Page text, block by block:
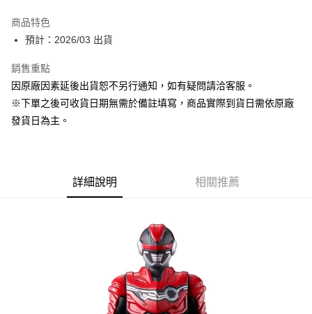
大哥付你分期
【大哥付你分期使用說明】
1.本服務由台灣大哥大提供，台灣大哥大用戶可立即使用無須另外申請。
流程，驗證手機門號後，選擇欲分期的期數、繳款截止日，確認付款後即完
成交易。
【繳款方式說明】
1.分期款項不併入電信帳單，「大哥付你分期」於每月結算日後寄送繳費提
帳／街口支付／iPASS MONEY」等通路繳費。
1.本服務係由「台灣大哥大股份有限公司」（以下簡稱本公司）所提供，讓
用戶於交易時，得透過本服務購買商品或服務，並由商店將買賣／分期付款
買賣價金債權讓與本公司後，依約使用本公司帳單繳交帳款。
2.基於同意付款使用「大哥付你分期」之契約關係目的，商店將以您的個人
ATM付款
運送方式
預購-付款後全家取貨(舊)
每筆NT$90，滿NT$3,000(含以上)免運費
每筆NT$90，滿NT$3,000(含以上)免運費
每筆NT$90，滿NT$3,000(含以上)免運費
商品特色
預計：2026/03 出貨
銷售重點
因原廠因素延後出貨恕不另行通知，如有疑問請洽客服。
※下單之後可收貨日期無需於備註填寫，商品實際到貨日需依原廠
發貨日為主。
詳細說明 相關推薦